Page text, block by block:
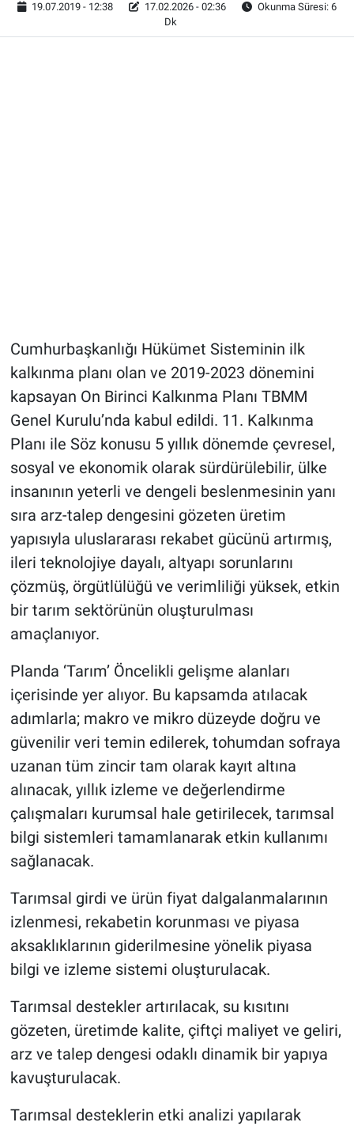
19.07.2019 - 12:38 17.02.2026 - 02:36
Okunma Süresi: 6
Dk
Cumhurbaşkanlığı Hükümet Sisteminin ilk
kalkınma planı olan ve 2019-2023 dönemini
kapsayan On Birinci Kalkınma Planı TBMM
Genel Kurulu’nda kabul edildi. 11. Kalkınma
Planı ile Söz konusu 5 yıllık dönemde çevresel,
sosyal ve ekonomik olarak sürdürülebilir, ülke
insanının yeterli ve dengeli beslenmesinin yanı
sıra arz-talep dengesini gözeten üretim
yapısıyla uluslararası rekabet gücünü artırmış,
ileri teknolojiye dayalı, altyapı sorunlarını
çözmüş, örgütlülüğü ve verimliliği yüksek, etkin
bir tarım sektörünün oluşturulması
amaçlanıyor.
Planda ‘Tarım’ Öncelikli gelişme alanları
içerisinde yer alıyor. Bu kapsamda atılacak
adımlarla; makro ve mikro düzeyde doğru ve
güvenilir veri temin edilerek, tohumdan sofraya
uzanan tüm zincir tam olarak kayıt altına
alınacak, yıllık izleme ve değerlendirme
çalışmaları kurumsal hale getirilecek, tarımsal
bilgi sistemleri tamamlanarak etkin kullanımı
sağlanacak.
Tarımsal girdi ve ürün fiyat dalgalanmalarının
izlenmesi, rekabetin korunması ve piyasa
aksaklıklarının giderilmesine yönelik piyasa
bilgi ve izleme sistemi oluşturulacak.
Tarımsal destekler artırılacak, su kısıtını
gözeten, üretimde kalite, çiftçi maliyet ve geliri,
arz ve talep dengesi odaklı dinamik bir yapıya
kavuşturulacak.
Tarımsal desteklerin etki analizi yapılarak
Tahıllar ve Baklagiller